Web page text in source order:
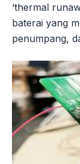
‘thermal
baterai yang
penumpang,